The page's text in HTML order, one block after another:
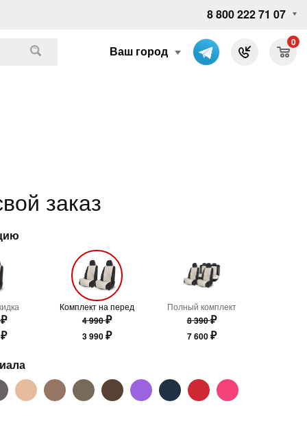
8 800 222 71 07
Ваш город
0
заказ
₽
₽
Комплект на перед
4 990₽
3 990₽
Полный комплект
8 390₽
7 600₽